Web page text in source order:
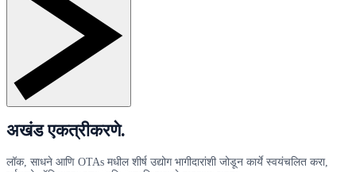
अखंड एकत्रीकरणे.
लॉक, साधने आणि OTAs मधील शीर्ष उद्योग भागीदारांशी जोडून कार्ये स्वयंचलित करा,